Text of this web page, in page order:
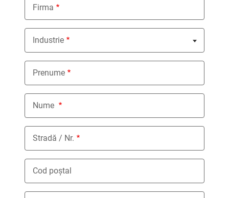
Firma
Industrie
Nothing selected
Prenume
Nume
Stradă / Nr.
Cod poștal